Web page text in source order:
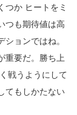
つか ヒートをミ
つも期待値は高
ョンではね。
重要だ。勝ち上
戦うようにして
てもしかたない